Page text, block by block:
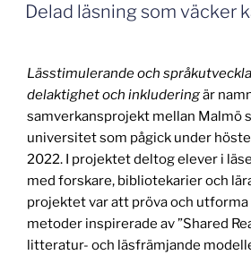
Delad läsning som väcker
Lässtimulerande och
delaktighet och inkluderingär
samverkansprojekt mellan Malmö
universitet som pågick under
2022. I projektet deltog elever i
med forskare, bibliotekarier och
projektet var att pröva och
metoder inspirerade av ”Shared
litteratur- och läsfrämjande